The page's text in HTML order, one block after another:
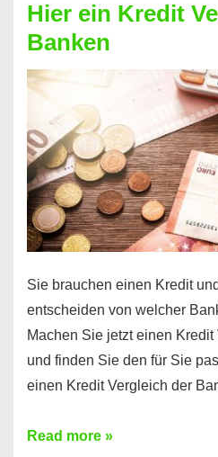
Geld?
Hier
einen
10000
Euro
Kredit
finden
Hier ein Kredit
Banken
Sie brauchen einen Kredit
entscheiden von welcher
Machen Sie jetzt einen
und finden Sie den für Sie
einen Kredit Vergleich der
Sie
Read more »